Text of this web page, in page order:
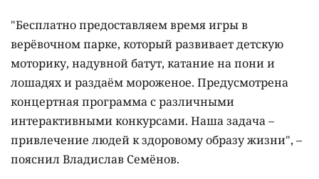
"Бесплатно предоставляем время игры в
верёвочном парке, который развивает детскую
моторику, надувной батут, катание на пони и
лошадях и раздаём мороженое. Предусмотрена
концертная программа с различными
интерактивными конкурсами. Наша задача –
привлечение людей к здоровому образу жизни", –
пояснил Владислав Семёнов.